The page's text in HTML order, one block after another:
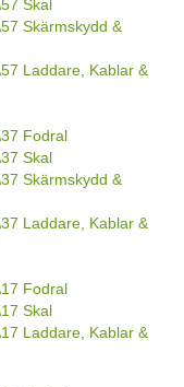
Skal
Skärmskydd &
Laddare, Kablar &
Fodral
Skal
Skärmskydd &
Laddare, Kablar &
Fodral
Skal
Laddare, Kablar &